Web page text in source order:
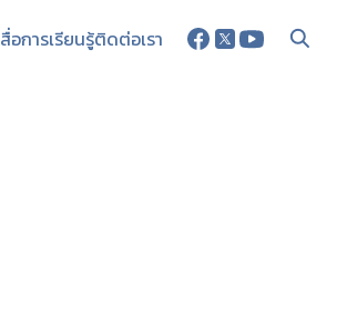
สื่อการเรียนรู้ติดต่อเรา